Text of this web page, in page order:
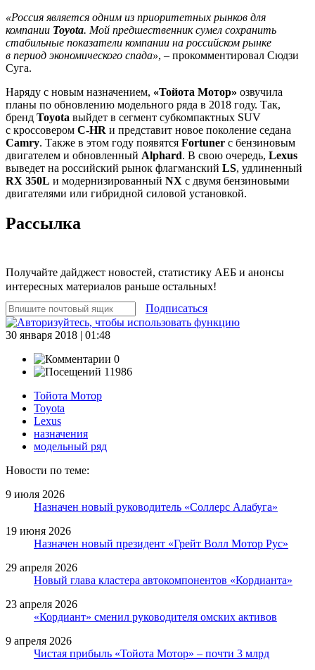
«Россия является одним из приоритетных рынков для
компании Toyota. Мой предшественник сумел сохранить
стабильные показатели компании на российском рынке
в период экономического спада», – прокомментировал Сюдзи
Суга.
Наряду с новым назначением, «Тойота Мотор» озвучила
планы по обновлению модельного ряда в 2018 году. Так,
бренд Toyota выйдет в сегмент субкомпактных SUV
с кроссовером C-HR и представит новое поколение седана
Camry. Также в этом году появятся Fortuner с бензиновым
двигателем и обновленный Alphard. В свою очередь, Lexus
выведет на российский рынок флагманский LS, удлиненный
RX 350L и модернизированный NX с двумя бензиновыми
двигателями или гибридной силовой установкой.
Рассылка
Получайте дайджест новостей, статистику АЕБ и анонсы
интересных материалов раньше остальных!
Подписаться
30 января 2018 | 01:48
0
11986
Тойота Мотор
Toyota
Lexus
назначения
модельный ряд
Новости по теме:
9 июля 2026
Назначен новый руководитель «Соллерс Алабуга»
19 июня 2026
Назначен новый президент «Грейт Волл Мотор Рус»
29 апреля 2026
Новый глава кластера автокомпонентов «Кордианта»
23 апреля 2026
«Кордиант» сменил руководителя омских активов
9 апреля 2026
Чистая прибыль «Тойота Мотор» – почти 3 млрд